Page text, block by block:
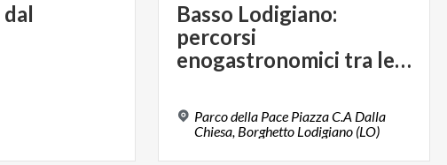
dal
Basso Lodigiano:
percorsi
enogastronomici tra le province di Milano, Lodi e Pavia
Parco della Pace Piazza C.A Dalla
Chiesa, Borghetto Lodigiano (LO)